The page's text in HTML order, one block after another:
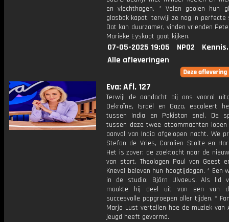
en vlechthagen. * Velen gooien hun
glasbak kapot, terwijl ze nog in perfecte
Dat kan duurzamer, vinden vrienden
Marieke Eyskoot gaat kijken.
07-05-2025 19:05 NPO2
Alle afleveringen
Eva: Afl. 127
Terwijl de aandacht bij ons vooral
Oekraïne, Israël en Gaza, escaleert
tussen India en Pakistan snel. De
tussen deze twee atoommachten
aanval van India afgelopen nacht. We
Stefan de Vries, Carolien Stolte en
Het is zover: de zoektocht naar de
van start. Theologen Paul van Geest
Knevel beleven hun hoogtijdagen. * Een
in de studio: Björn Ulvaeus. Als lid
maakte hij deel uit van een van
succesvolle popgroepen aller tijden. *
Marja Lust vertellen hoe de muziek van
jeugd heeft gevormd.